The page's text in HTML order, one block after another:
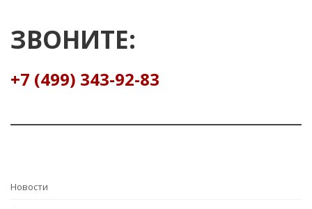
записям
ЗВОНИТЕ:
+7 (499) 343-92-83
Hовости